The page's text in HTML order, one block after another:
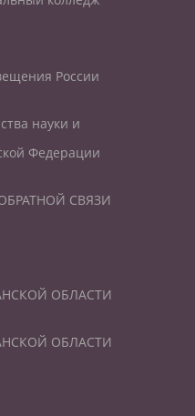
России
науки и
Федерации
СВЯЗИ
ОБЛАСТИ
ОБЛАСТИ